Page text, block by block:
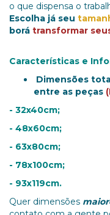
o que dispensa o
Escolha já seu
borá transformar
Características e
Dimensões
entre as peças
- 32x40cm;
- 48x60cm;
- 63x80cm;
- 78x100cm;
- 93x119cm.
Quer dimensões